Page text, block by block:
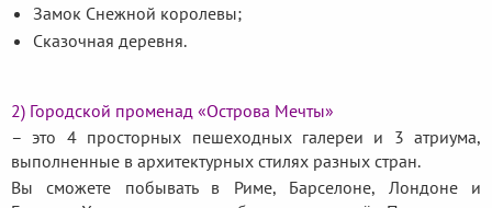
Замок Снежной королевы;
Сказочная деревня.
2) Городской променад «Острова Мечты»
– это 4 просторных пешеходных галереи и 3 атриума,
выполненные в архитектурных стилях разных стран.
Вы сможете побывать в Риме, Барселоне, Лондоне и